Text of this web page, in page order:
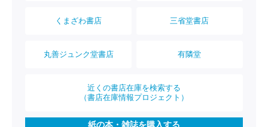
くまざわ書店 三省堂書店
丸善ジュンク堂書店 有隣堂
近くの書店在庫を検索する
（書店在庫情報プロジェクト）
紙の本・雑誌を購入する